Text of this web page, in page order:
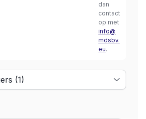
dan
contact
op met
info@
mdsbv.
eu.